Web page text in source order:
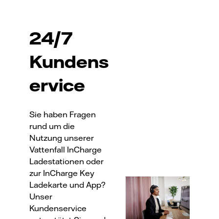
24/7
Kundens
ervice
Sie haben Fragen
rund um die
Nutzung unserer
Vattenfall InCharge
Ladestationen oder
zur InCharge Key
Ladekarte und App?
Unser
Kundenservice